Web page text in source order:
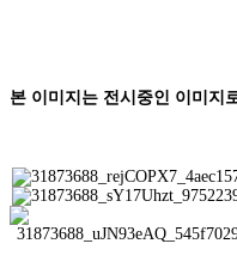
본 이미지는 전시중인 이미지